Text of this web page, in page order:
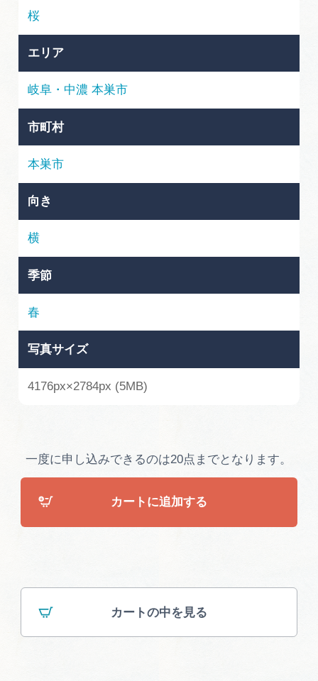
買い物・お土産
体験予約サイト「ＶＩＳＩＴ岐阜県」
岐阜県アウトドア観光キャンペーン
岐阜県まるごと観光エリアガイド
岐阜県観光データベース
旅行会社・観光事業者の皆様へ
運営組織
広告掲載
サイトポリシー
桜
エリア
岐阜・中濃 本巣市
市町村
本巣市
向き
横
季節
春
写真サイズ
4176px×2784px (5MB)
一度に申し込みできるのは20点までとなります。
カートに追加する
カートの中を見る